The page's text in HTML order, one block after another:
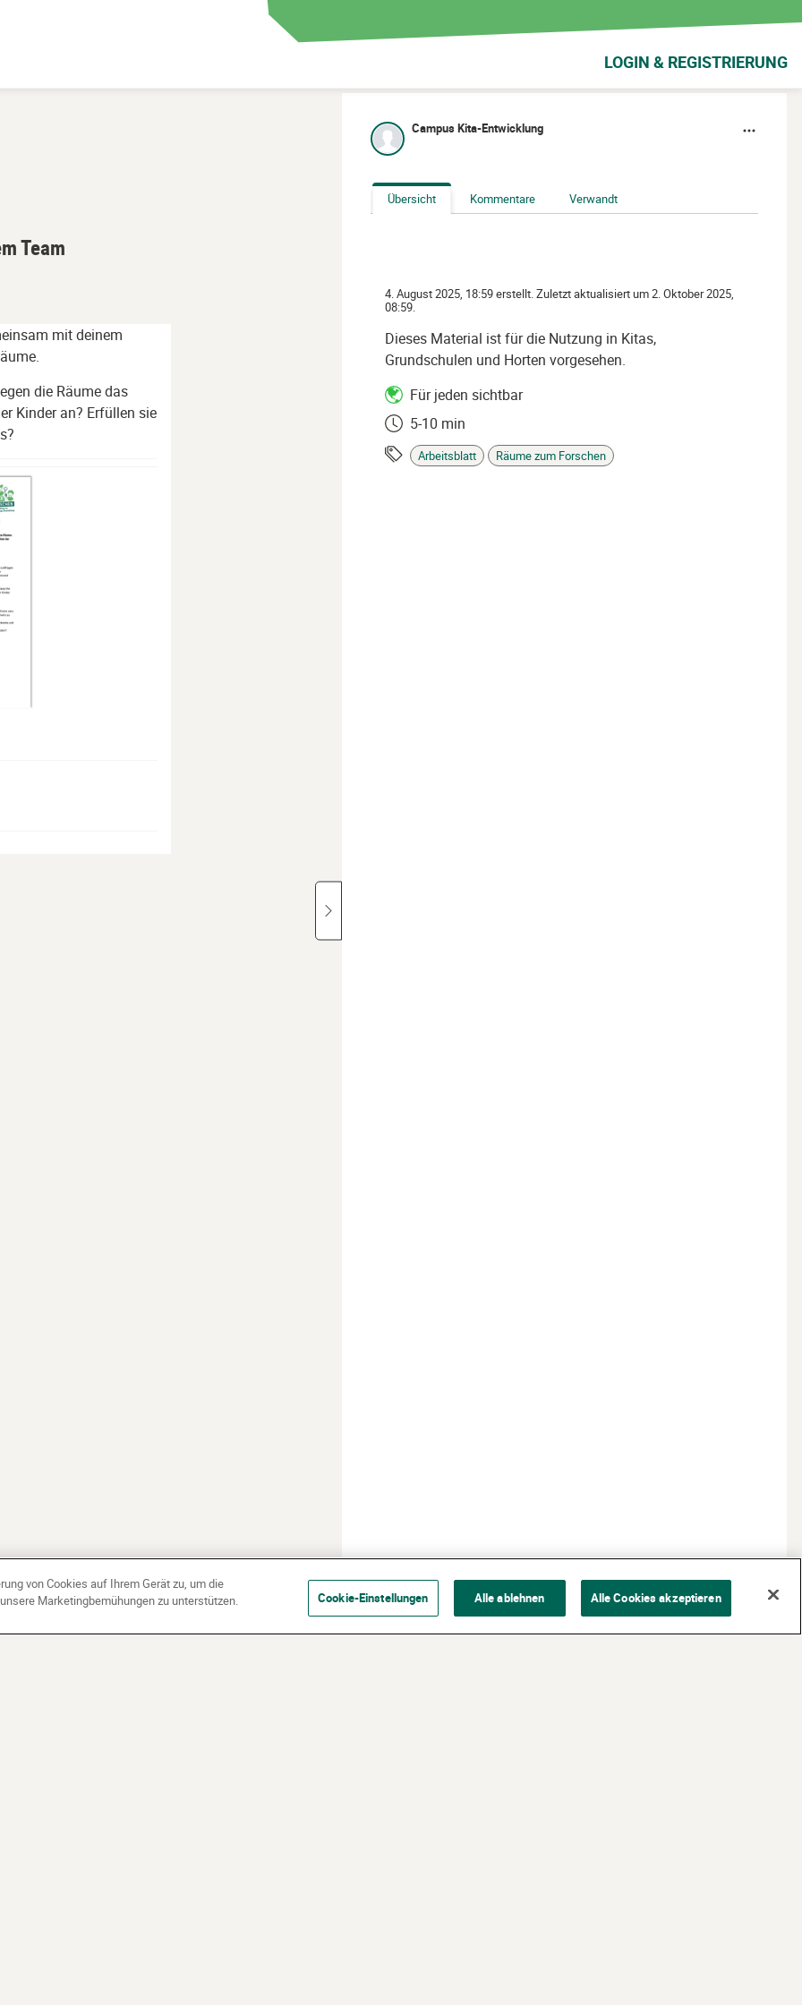
LOGIN & REGISTRIERUNG
Team
mit deinem
die Räume das
Kinder an? Erfüllen sie
Campus Kita-Entwicklung
Übersicht Kommentare Verwandt
4. August 2025, 18:59 erstellt. Zuletzt aktualisiert um 2. Oktober 2025,
08:59.
Dieses Material ist für die Nutzung in Kitas,
Grundschulen und Horten vorgesehen.
Für jeden sichtbar
Zeit 5-10 min
TagsArbeitsblatt Räume zum Forschen
von Cookies auf Ihrem Gerät zu, um die
Marketingbemühungen zu unterstützen.
Cookie-Einstellungen Alle ablehnen Alle Cookies akzeptieren